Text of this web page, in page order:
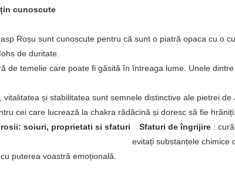
cunoscute
Roșu sunt cunoscute pentru că sunt o piatră opaca cu o
de duritate.
de temelie care poate fi găsită în întreaga lume. Unele
vitalitatea și stabilitatea sunt semnele distinctive ale pietrei de
cei care lucrează la chakra rădăcină și doresc să fie hrăniți.
Sfaturi de îngrijire :
evitați substanțele chimice
puterea voastră emoțională.